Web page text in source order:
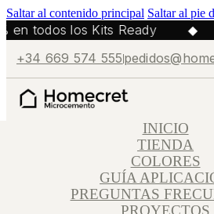
Saltar al contenido principal Saltar al pie
en todos los Kits Ready ◆
+34 669 574 555
INICIO
TIENDA
COLORES
GUÍA
PREGUNTAS
PROYECTOS